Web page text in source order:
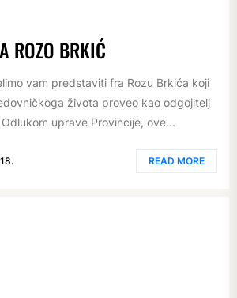
ROZO BRKIĆ
vam predstaviti fra Rozu Brkića koji
života proveo kao odgojitelj
uprave Provincije, ove...
READ MORE